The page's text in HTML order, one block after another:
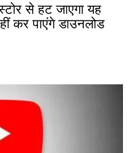
से हट जाएगा यह
कर पाएंगे डाउनलोड